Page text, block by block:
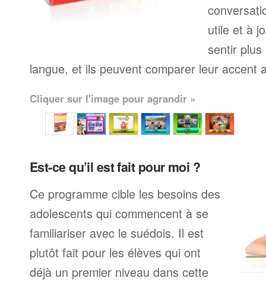
utile et à
sentir plus
langue, et ils peuvent comparer leur accent
Cliquer sur l'image pour agrandir »
Est-ce qu’il est fait pour moi ?
Ce programme cible les besoins des
adolescents qui commencent à se
familiariser avec le suédois. Il est
plutôt fait pour les élèves qui ont
déjà un premier niveau dans cette